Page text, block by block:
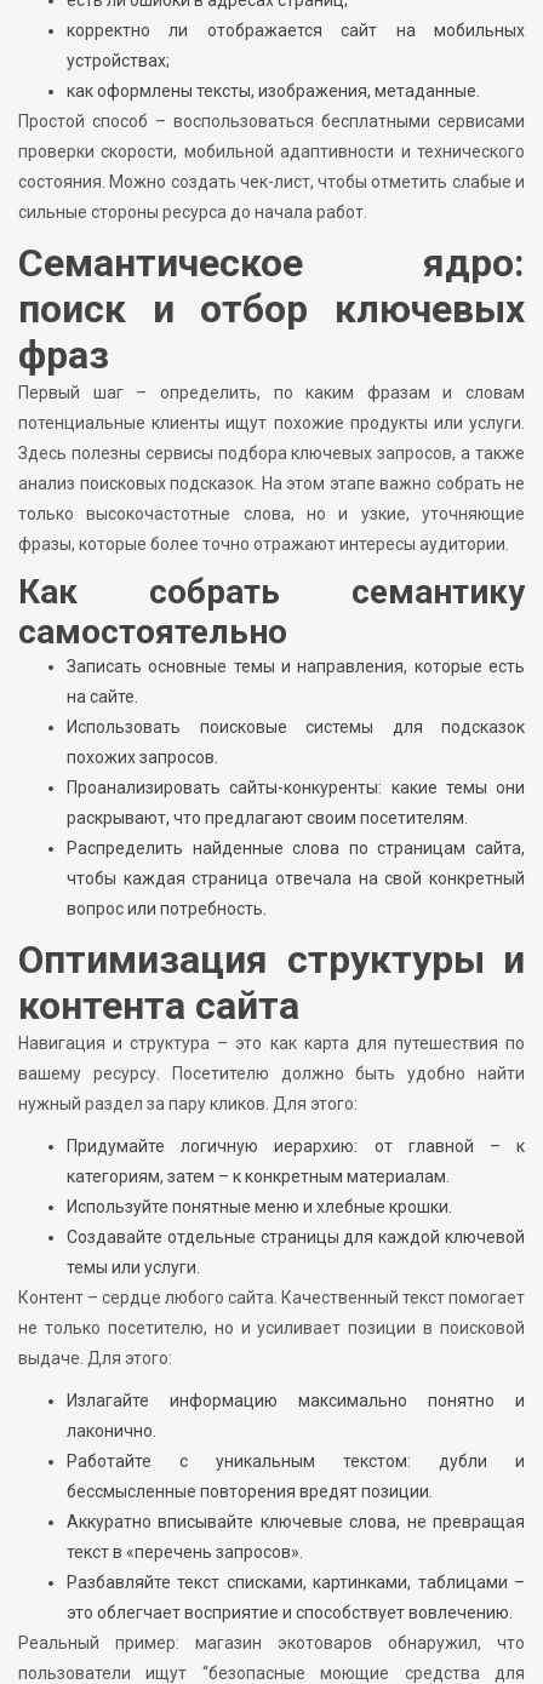
корректно ли отображается сайт на мобильных
устройствах;
как оформлены тексты, изображения, метаданные.
Простой способ – воспользоваться бесплатными сервисами
проверки скорости, мобильной адаптивности и технического
состояния. Можно создать чек-лист, чтобы отметить слабые и
сильные стороны ресурса до начала работ.
Семантическое ядро:
поиск и отбор ключевых
фраз
Первый шаг – определить, по каким фразам и словам
потенциальные клиенты ищут похожие продукты или услуги.
Здесь полезны сервисы подбора ключевых запросов, а также
анализ поисковых подсказок. На этом этапе важно собрать не
только высокочастотные слова, но и узкие, уточняющие
фразы, которые более точно отражают интересы аудитории.
Как собрать семантику
самостоятельно
Записать основные темы и направления, которые есть
на сайте.
Использовать поисковые системы для подсказок
похожих запросов.
Проанализировать сайты-конкуренты: какие темы они
раскрывают, что предлагают своим посетителям.
Распределить найденные слова по страницам сайта,
чтобы каждая страница отвечала на свой конкретный
вопрос или потребность.
Оптимизация структуры и
контента сайта
Навигация и структура – это как карта для путешествия по
вашему ресурсу. Посетителю должно быть удобно найти
нужный раздел за пару кликов. Для этого:
Придумайте логичную иерархию: от главной – к
категориям, затем – к конкретным материалам.
Используйте понятные меню и хлебные крошки.
Создавайте отдельные страницы для каждой ключевой
темы или услуги.
Контент – сердце любого сайта. Качественный текст помогает
не только посетителю, но и усиливает позиции в поисковой
выдаче. Для этого:
Излагайте информацию максимально понятно и
лаконично.
Работайте с уникальным текстом: дубли и
бессмысленные повторения вредят позиции.
Аккуратно вписывайте ключевые слова, не превращая
текст в «перечень запросов».
Разбавляйте текст списками, картинками, таблицами –
это облегчает восприятие и способствует вовлечению.
Реальный пример: магазин экотоваров обнаружил, что
пользователи ищут “безопасные моющие средства для